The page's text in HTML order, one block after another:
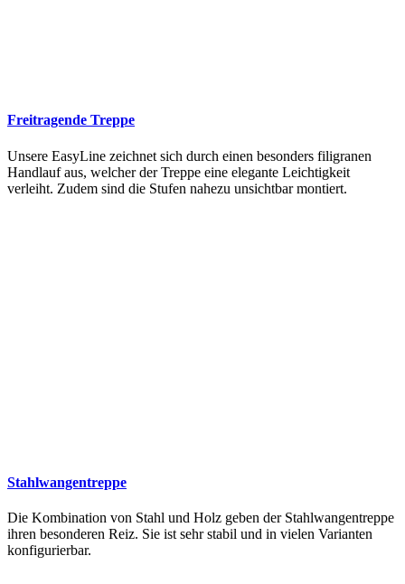
Freitragende Treppe
Unsere EasyLine zeichnet sich durch einen besonders filigranen
Handlauf aus, welcher der Treppe eine elegante Leichtigkeit
verleiht. Zudem sind die Stufen nahezu unsichtbar montiert.
Stahlwangentreppe
Die Kombination von Stahl und Holz geben der Stahlwangentreppe
ihren besonderen Reiz. Sie ist sehr stabil und in vielen Varianten
konfigurierbar.